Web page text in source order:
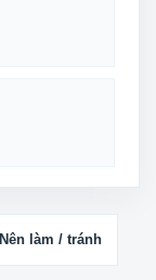
Nên làm / tránh